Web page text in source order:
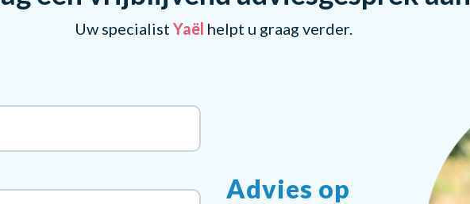
Uw specialist Yaël helpt u graag verder.
Advies op